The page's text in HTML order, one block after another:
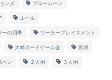
ンズ ブルームーン
ルール
ーの四季 ワーカープレイスメント
大崎ボードゲーム会 宮城
ペン ２人用 ３人用